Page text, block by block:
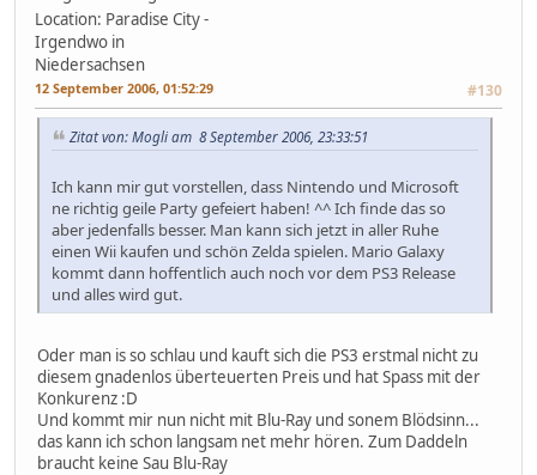
Location: Paradise City -
Irgendwo in
Niedersachsen
12 September 2006, 01:52:29 #130
Zitat von: Mogli am 8 September 2006, 23:33:51
Ich kann mir gut vorstellen, dass Nintendo und Microsoft
ne richtig geile Party gefeiert haben! ^^ Ich finde das so
aber jedenfalls besser. Man kann sich jetzt in aller Ruhe
einen Wii kaufen und schön Zelda spielen. Mario Galaxy
kommt dann hoffentlich auch noch vor dem PS3 Release
und alles wird gut.
Oder man is so schlau und kauft sich die PS3 erstmal nicht zu
diesem gnadenlos überteuerten Preis und hat Spass mit der
Konkurenz :D
Und kommt mir nun nicht mit Blu-Ray und sonem Blödsinn...
das kann ich schon langsam net mehr hören. Zum Daddeln
braucht keine Sau Blu-Ray